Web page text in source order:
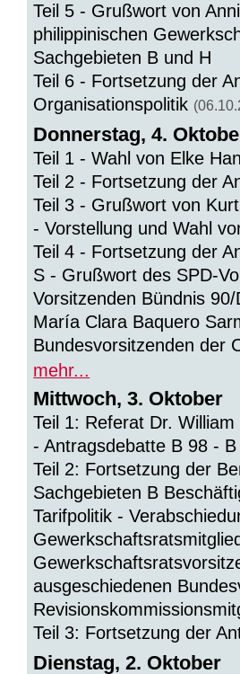
Teil 5 - Grußwort von
philippinischen
Sachgebieten B und H
Teil 6 - Fortsetzung der
Organisationspolitik
Donnerstag, 4.
Teil 1 - Wahl von Elke
Teil 2 - Fortsetzung der
Teil 3 - Grußwort von
- Vorstellung und Wahl
Teil 4 - Fortsetzung der
S - Grußwort des SPD-
Vorsitzenden Bündnis
María Clara Baquero
Bundesvorsitzenden der
mehr...
Mittwoch, 3. Oktober
Teil 1: Referat Dr.
- Antragsdebatte B 98 -
Teil 2: Fortsetzung der
Sachgebieten B
Tarifpolitik -
ausgeschiedenen
Teil 3: Fortsetzung der
Dienstag, 2. Oktober